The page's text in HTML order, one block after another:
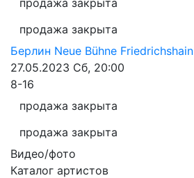
продажа закрыта
Берлин Neue Bühne Friedrichshain
27.05.2023 Сб, 20:00
8-16
продажа закрыта
продажа закрыта
Видео/фото
Каталог артистов